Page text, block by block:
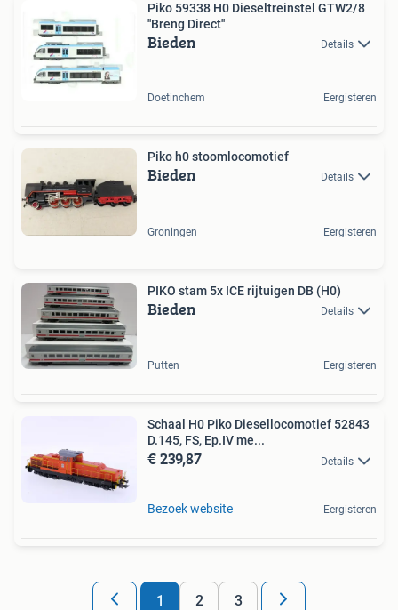
Piko 59338 H0 Dieseltreinstel GTW2/8
''Breng Direct''
Bieden Details
Doetinchem Eergisteren
Piko h0 stoomlocomotief
Bieden Details
Groningen Eergisteren
PIKO stam 5x ICE rijtuigen DB (H0)
Bieden Details
Putten Eergisteren
Schaal H0 Piko Diesellocomotief 52843
D.145, FS, Ep.IV me...
€ 239,87 Details
Bezoek website Eergisteren
1 2 3